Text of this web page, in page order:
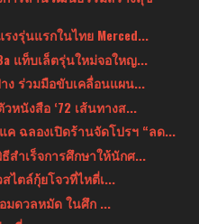
งรุ่นแรกในไทย Merced...
แท็บเล็ตรุ่นใหม่จอใหญ...
ง ร่วมมือขับเคลื่อนแผน...
หนังสือ ‘72 เส้นทางส...
ฉลองเปิดร้านจัดโปรฯ “ลด...
สำเร็จการศึกษาให้นักศ...
ไตล์กุ้ยโจวที่ไหตี่เ...
มดวลหมัด ในศึก ...